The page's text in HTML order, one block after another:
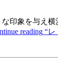
印象を与
reading “